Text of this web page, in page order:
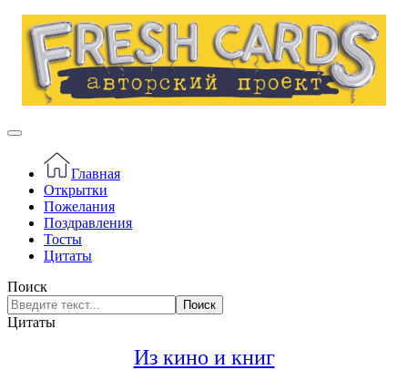
Главная
Открытки
Пожелания
Поздравления
Тосты
Цитаты
Поиск
Поиск
Цитаты
Из кино и книг